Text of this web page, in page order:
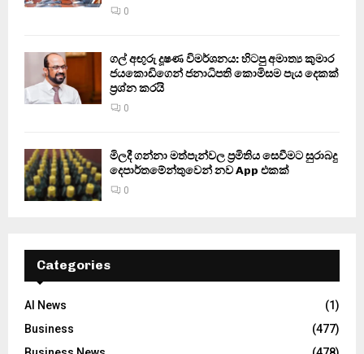
0
ගල් අඟුරු දූෂණ විමර්ශනය: හිටපු අමාත්‍ය කුමාර
ජයකොඩිගෙන් ජනාධිපති කොමිසම පැය දෙකක්
ප්‍රශ්න කරයි
0
මිලදී ගන්නා මත්පැන්වල ප්‍රමිතිය සෙවීමට සුරාබදු
දෙපාර්තමේන්තුවෙන් නව App එකක්
0
Categories
AI News
(1)
Business
(477)